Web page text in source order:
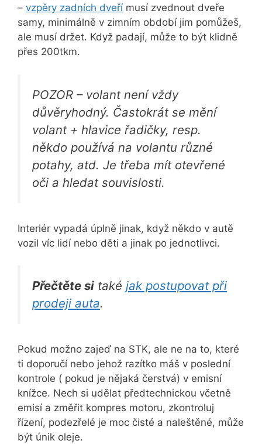
– vzpěry zadních dveří musí zvednout dveře
samy, minimálně v zimním období jim pomůžeš,
ale musí držet. Když padají, může to být klidně
přes 200tkm.
POZOR – volant není vždy
důvěryhodný. Častokrát se mění
volant + hlavice řadičky, resp.
někdo používá na volantu různé
potahy, atd. Je třeba mít otevřené
oči a hledat souvislosti.
Interiér vypadá úplně jinak, když někdo v autě
vozil víc lidí nebo děti a jinak po jednotlivci.
Přečtěte si také jak postupovat při
prodeji auta.
Pokud možno zajeď na STK, ale ne na to, které
ti doporučí nebo jehož razítko máš v poslední
kontrole ( pokud je nějaká čerstvá) v emisní
knížce. Nech si udělat předtechnickou včetně
emisí a změřit kompres motoru, zkontroluj
řízení, podezřelé je moc čisté a naleštěné, může
být únik oleje.